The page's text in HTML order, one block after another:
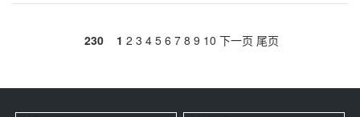
230 1 2 3 4 5 6 7 8 9 10 下一页 尾页